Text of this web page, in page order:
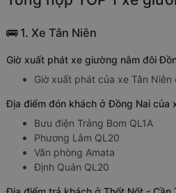
🚌 1. Xe Tân Niên
Giờ xuất phát xe giường nằm đôi
Giờ xuất phát của xe Tân
Địa điểm đón khách ở Đồng Nai của
Bưu điện Trảng Bom QL1A
Phương Lâm QL20
Văn phòng Amata
Định Quán QL20